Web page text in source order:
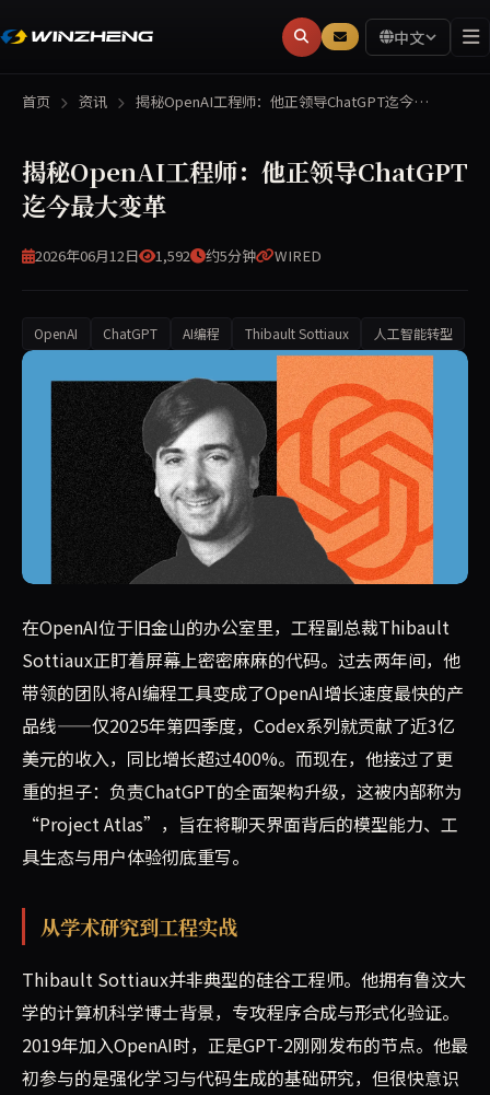
中文
首页 资讯 揭秘OpenAI工程师：他正领导ChatGPT迄今…
揭秘OpenAI工程师：他正领导ChatGPT
迄今最大变革
2026年06月12日 1,592 约5分钟 WIRED
OpenAI ChatGPT AI编程 Thibault Sottiaux 人工智能转型
Thibault Sottiaux带领团队将AI编程打造成OpenAI增长最
在OpenAI位于旧金山的办公室里，工程副总裁Thibault
Sottiaux正盯着屏幕上密密麻麻的代码。过去两年间，他
带领的团队将AI编程工具变成了OpenAI增长速度最快的产
品线——仅2025年第四季度，Codex系列就贡献了近3亿
美元的收入，同比增长超过400%。而现在，他接过了更
重的担子：负责ChatGPT的全面架构升级，这被内部称为
“Project Atlas”，旨在将聊天界面背后的模型能力、工
具生态与用户体验彻底重写。
从学术研究到工程实战
Thibault Sottiaux并非典型的硅谷工程师。他拥有鲁汶大
学的计算机科学博士背景，专攻程序合成与形式化验证。
2019年加入OpenAI时，正是GPT-2刚刚发布的节点。他最
初参与的是强化学习与代码生成的基础研究，但很快意识